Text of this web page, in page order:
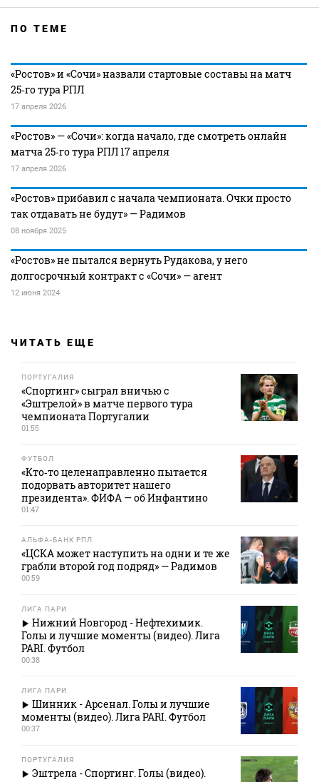
ПО ТЕМЕ
«Ростов» и «Сочи» назвали стартовые составы на матч
25‑го тура РПЛ
17 апреля 2026
«Ростов» — «Сочи»: когда начало, где смотреть онлайн
матча 25‑го тура РПЛ 17 апреля
17 апреля 2026
«Ростов» прибавил с начала чемпионата. Очки просто
так отдавать не будут» — Радимов
08 ноября 2025
«Ростов» не пытался вернуть Рудакова, у него
долгосрочный контракт с «Сочи» — агент
12 июня 2024
ЧИТАТЬ ЕЩЕ
ПОРТУГАЛИЯ
«Спортинг» сыграл вничью с
«Эштрелой» в матче первого тура
чемпионата Португалии
01:55
ФУТБОЛ
«Кто‑то целенаправленно пытается
подорвать авторитет нашего
президента». ФИФА — об Инфантино
01:47
АЛЬФА-БАНК РПЛ
«ЦСКА может наступить на одни и те же
грабли второй год подряд» — Радимов
00:59
ЛИГА ПАРИ
Нижний Новгород - Нефтехимик.
Голы и лучшие моменты (видео). Лига
PARI. Футбол
00:38
ЛИГА ПАРИ
Шинник - Арсенал. Голы и лучшие
моменты (видео). Лига PARI. Футбол
00:37
ПОРТУГАЛИЯ
Эштрела - Спортинг. Голы (видео).